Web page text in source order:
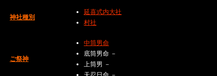
神社種別
延喜式内大社
村社
ご祭神
中筒男命
底筒男命 －
上筒男 －